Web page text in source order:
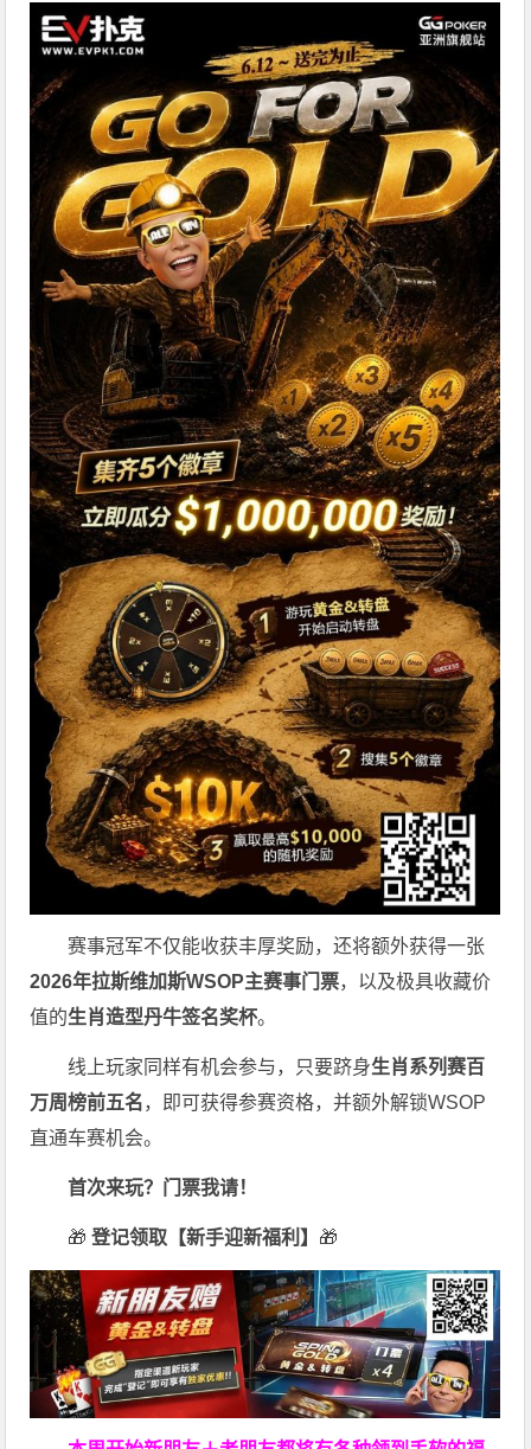
赛事冠军不仅能收获丰厚奖励，还将额外获得一张
2026年拉斯维加斯WSOP主赛事门票，以及极具收藏价
值的生肖造型丹牛签名奖杯。
线上玩家同样有机会参与，只要跻身生肖系列赛百
万周榜前五名，即可获得参赛资格，并额外解锁WSOP
直通车赛机会。
首次来玩？门票我请！
🎁 登记领取【新手迎新福利】 🎁